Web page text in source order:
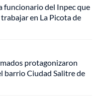
funcionario del Inpec que
trabajar en La Picota de
protagonizaron
barrio Ciudad Salitre de